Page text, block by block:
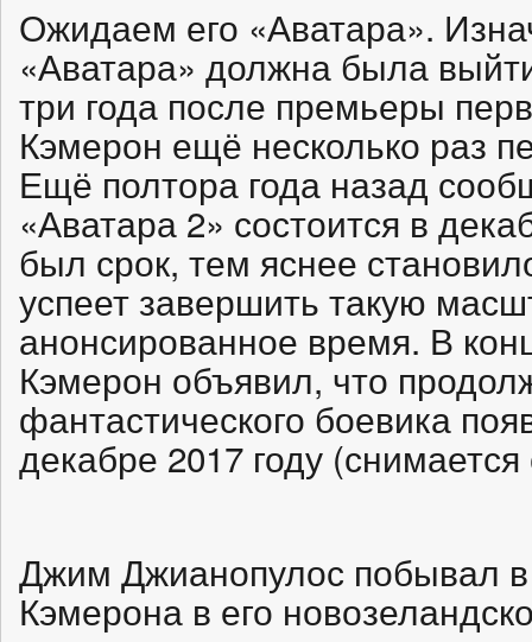
Ожидаем его «Аватара».
«Аватара» должна была
три года после премьеры
Кэмерон ещё несколько раз
Ещё полтора года назад
«Аватара 2» состоится в
был срок, тем яснее
успеет завершить такую
анонсированное время. В
Кэмерон объявил, что
фантастического боевика
декабре 2017 году
Джим Джианопулос побывал
Кэмерона в его